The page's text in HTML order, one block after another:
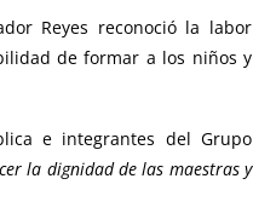
Reyes reconoció la labor
de formar a los niños y
e integrantes del Grupo
la dignidad de las maestras y